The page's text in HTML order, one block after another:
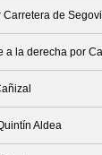
de
a la derecha por
Aldea